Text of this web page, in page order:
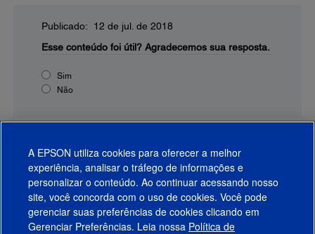
Publicado: 12 de jul. de 2018
Esse conteúdo foi útil? Agradecemos sua resposta.
Sim
Não
Produtos
A EPSON utiliza cookies para oferecer a melhor
experiência, analisar o tráfego de informações e
personalizar o conteúdo. Ao continuar acessando nosso
site, você concorda com o uso de cookies. Você pode
gerenciar suas preferências de cookies clicando em
Gerenciar Preferências. Leia nossa Política de